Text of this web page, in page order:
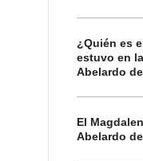
¿Quién es
estuvo en
Abelardo
El
Abelardo